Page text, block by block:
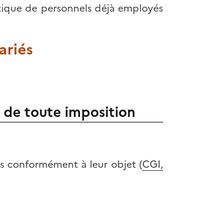
de personnels déjà employés
de toute imposition
conformément à leur objet (CGI,